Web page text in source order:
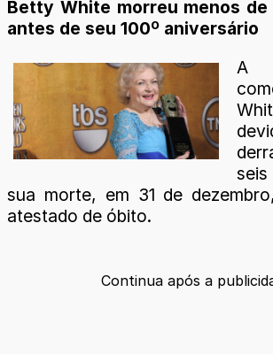
Betty White morreu menos de
antes de seu 100º aniversário
A
sua morte, em 31 de
atestado de óbito.
Continua após a